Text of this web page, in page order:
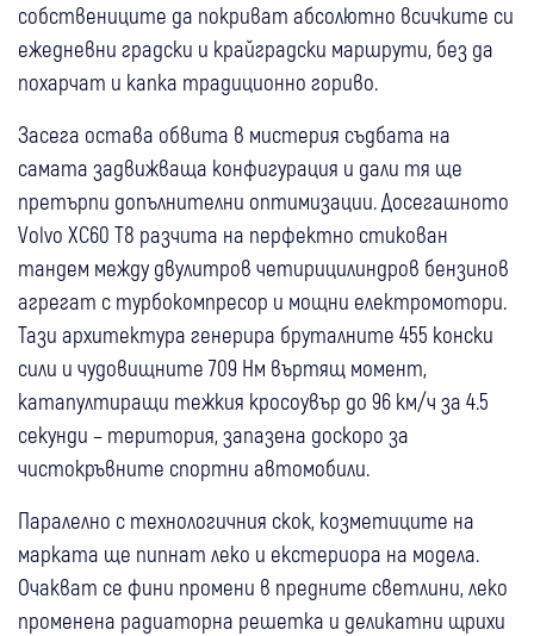
собствениците да покриват абсолютно всичките си
ежедневни градски и крайградски маршрути, без да
похарчат и капка традиционно гориво.
Засега остава обвита в мистерия съдбата на
самата задвижваща конфигурация и дали тя ще
претърпи допълнителни оптимизации. Досегашното
Volvo XC60 T8 разчита на перфектно стикован
тандем между двулитров четирицилиндров бензинов
агрегат с турбокомпресор и мощни електромотори.
Тази архитектура генерира бруталните 455 конски
сили и чудовищните 709 Нм въртящ момент,
катапултиращи тежкия кросоувър до 96 км/ч за 4.5
секунди – територия, запазена доскоро за
чистокръвните спортни автомобили.
Паралелно с технологичния скок, козметиците на
марката ще пипнат леко и екстериора на модела.
Очакват се фини промени в предните светлини, леко
променена радиаторна решетка и деликатни щрихи